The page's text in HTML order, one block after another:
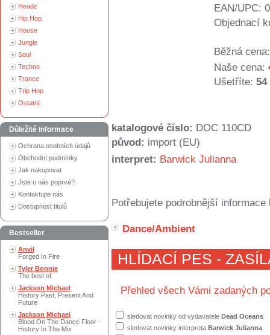
Headz
Hip Hop
House
Jungle
Soul
Techno
Trance
Trip Hop
Ostatní
Důležité informace
Ochrana osobních údajů
Obchodní podmínky
Jak nakupovat
Jste u nás poprvé?
Kontaktujte nás
Dostupnost titulů
Bestseller
Anvil
Forged In Fire
Tyler Bonnie
The best of
Jackson Michael
History Past, Present And
Future
Jackson Michael
Blood On The Dance Floor -
History In The Mix
EAN/UPC:
Objednací
Běžná cena:
Naše cena:
Ušetříte: 54
katalogové číslo: DOC 110CD
původ: import (EU)
interpret: Barwick Julianna
Potřebujete podrobnější
Dance/Ambient
HLÍDACÍ PES -
Přehled všech Vámi zadaných
sledovat novinky od vydavatele Dead Oceans
sledovat novinky interpreta Barwick Julianna